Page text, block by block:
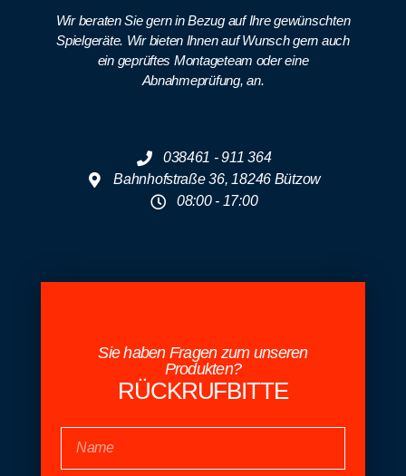
Wir beraten Sie gern in Bezug auf Ihre gewünschten
Spielgeräte. Wir bieten Ihnen auf Wunsch gern auch
ein geprüftes Montageteam oder eine
Abnahmeprüfung, an.
038461 - 911 364
Bahnhofstraße 36, 18246 Bützow
08:00 - 17:00
Sie haben Fragen zum unseren
Produkten?
RÜCKRUFBITTE